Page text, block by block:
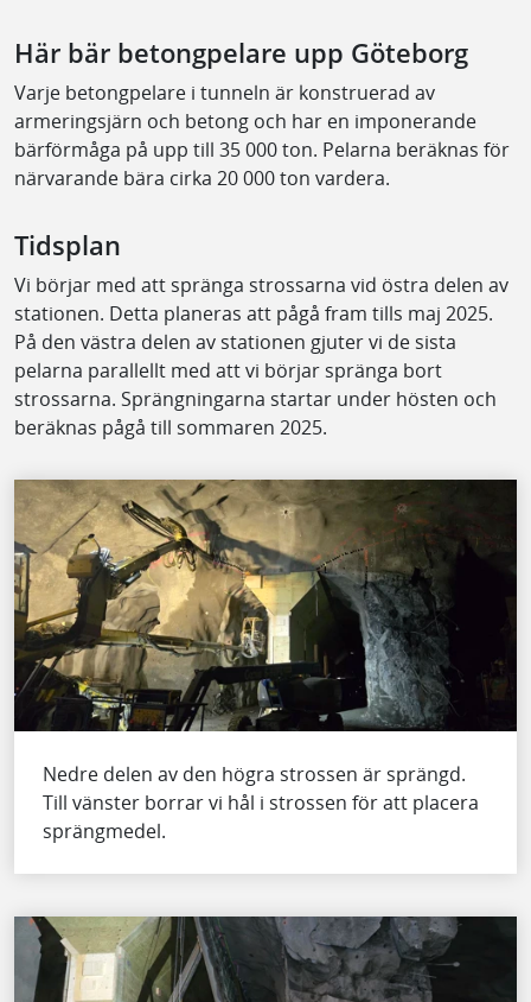
Här bär betongpelare upp Göteborg
Varje betongpelare i tunneln är konstruerad av
armeringsjärn och betong och har en imponerande
bärförmåga på upp till 35 000 ton. Pelarna beräknas för
närvarande bära cirka 20 000 ton vardera.
Tidsplan
Vi börjar med att spränga strossarna vid östra delen av
stationen. Detta planeras att pågå fram tills maj 2025.
På den västra delen av stationen gjuter vi de sista
pelarna parallellt med att vi börjar spränga bort
strossarna. Sprängningarna startar under hösten och
beräknas pågå till sommaren 2025.
Nedre delen av den högra strossen är sprängd.
Till vänster borrar vi hål i strossen för att placera
sprängmedel.